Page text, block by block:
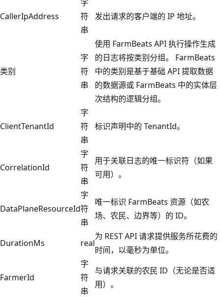
CallerIpAddress
字
符
串
发出请求的客户端的 IP 地址。
类别
字
符
串
使用 FarmBeats API 执行操作生成
的日志将按类别分组。 FarmBeats
中的类别是基于基础 API 提取数据
的数据源或 FarmBeats 中的实体层
次结构的逻辑分组。
ClientTenantId
字
符
串
标识声明中的 TenantId。
CorrelationId
字
符
串
用于关联日志的唯一标识符（如果
可用）。
DataPlaneResourceId
字
符
串
唯一标识 FarmBeats 资源（如农
场、农民、边界等）的 ID。
DurationMs real
为 REST API 请求提供服务所花费的
时间，以毫秒为单位。
FarmerId
字
符
串
与请求关联的农民 ID（无论是否适
用）。